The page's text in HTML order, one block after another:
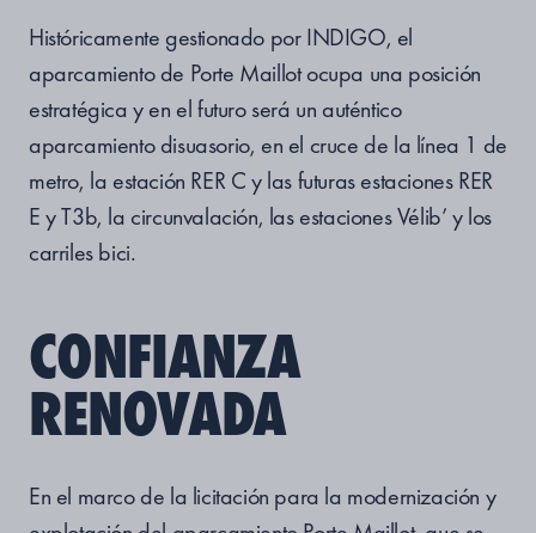
Históricamente gestionado por INDIGO, el
aparcamiento de Porte Maillot ocupa una posición
estratégica y en el futuro será un auténtico
aparcamiento disuasorio, en el cruce de la línea 1 de
metro, la estación RER C y las futuras estaciones RER
E y T3b, la circunvalación, las estaciones Vélib’ y los
carriles bici.
CONFIANZA
RENOVADA
En el marco de la licitación para la modernización y